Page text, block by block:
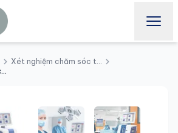
Xét nghiệm chăm sóc tại giường
Máy phân tích đàn hồi cục máu ROTEM® Sigma